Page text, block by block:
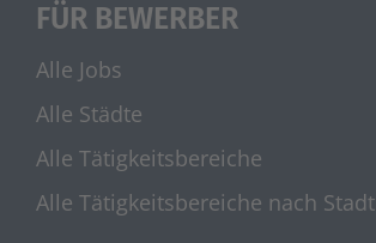
FÜR BEWERBER
Alle Jobs
Alle Städte
Alle Tätigkeitsbereiche
Alle Tätigkeitsbereiche nach Stadt